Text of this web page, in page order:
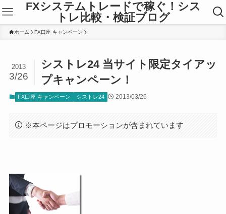
FXシステムトレードで稼ぐ！シス
トレ比較・検証ブログ
ホーム FX口座 キャンペーン
シストレ24 当サイト限定タイアッ
プキャンペーン！
2013
3/26
FX口座 キャンペーン シストレ24 2013/03/26
※本ページはプロモーションが含まれています